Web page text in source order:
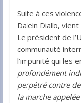
Suite à ces
Dalein Diallo,
Le président de
communauté
l’impunité qui les
profondément
perpétré contre
la marche